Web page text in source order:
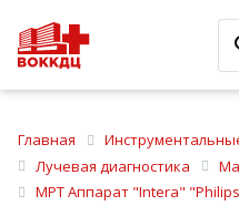
Главная
Лучевая диагностика
МРТ Аппарат "Intera"